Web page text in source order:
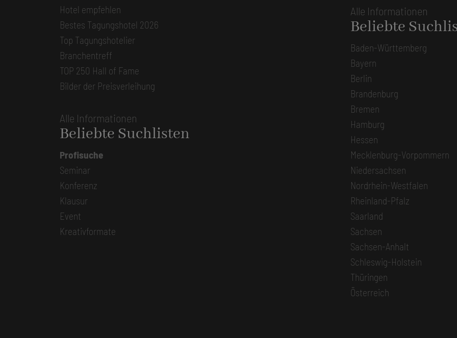
Hotel empfehlen
Bestes Tagungshotel 2026
Top Tagungshotelier
Branchentreff
TOP 250 Hall of Fame
Bilder der Preisverleihung
Alle Informationen
Beliebte Suchlisten
Profisuche
Seminar
Konferenz
Klausur
Event
Kreativformate
Alle Informationen
Beliebte
Baden-Württemberg
Bayern
Berlin
Brandenburg
Bremen
Hamburg
Hessen
Mecklenburg-Vorpommern
Niedersachsen
Nordrhein-Westfalen
Rheinland-Pfalz
Saarland
Sachsen
Sachsen-Anhalt
Schleswig-Holstein
Thüringen
Österreich